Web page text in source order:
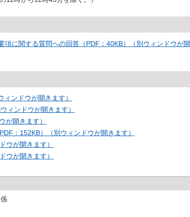
に関する質問への回答（PDF：40KB）（別ウィンドウが開
ンドウが開きます）
ィンドウが開きます）
が開きます）
：152KB）（別ウィンドウが開きます）
ウが開きます）
ウが開きます）